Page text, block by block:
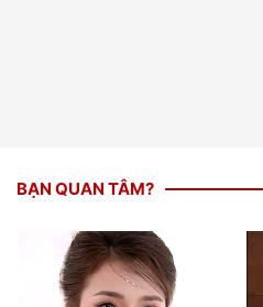
BẠN QUAN TÂM?